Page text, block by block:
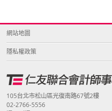
網站地圖
隱私權政策
105台北市松山區光復南路67號2樓
02-2766-5556